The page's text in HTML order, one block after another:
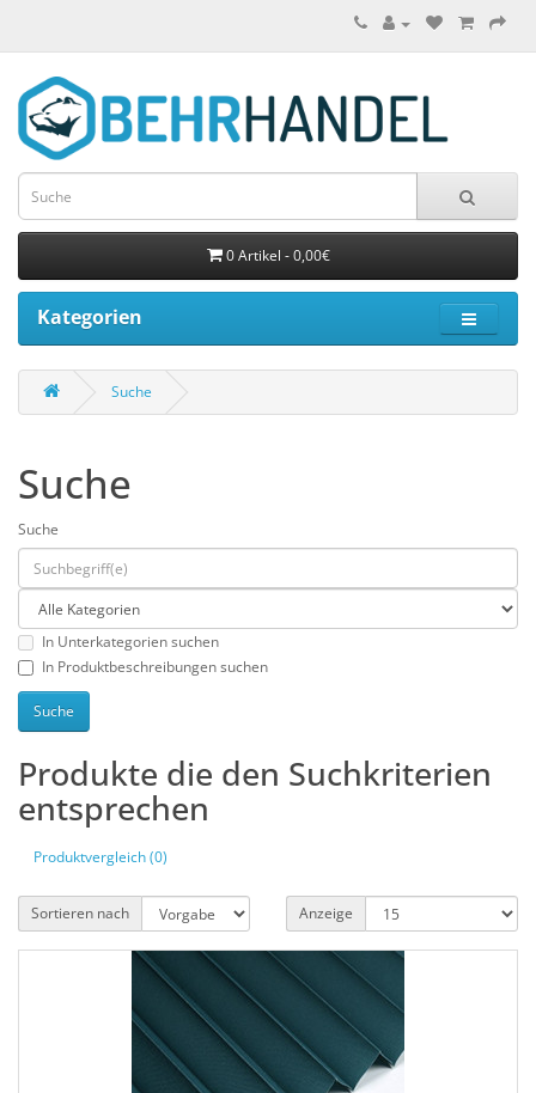
0 Artikel - 0,00€
Kategorien
Suche
Suche
Suche
In Unterkategorien suchen
In Produktbeschreibungen suchen
Produkte die den Suchkriterien
entsprechen
Produktvergleich (0)
Sortieren nach Anzeige